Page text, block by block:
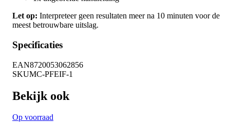
Let op: Interpreteer geen resultaten meer na 10 minuten voor de
meest betrouwbare uitslag.
Specificaties
EAN8720053062856
SKUMC-PFEIF-1
Bekijk ook
Op voorraad